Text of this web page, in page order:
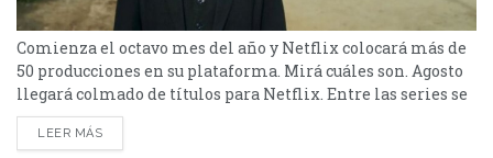
Comienza el octavo mes del año y Netflix colocará más de
50 producciones en su plataforma. Mirá cuáles son. Agosto
llegará colmado de títulos para Netflix. Entre las series se
destacan: Moria y la segunda parte de Cien Años de
Soledad, además de Toda la verdad de mis mentiras. Como
LEER MÁS